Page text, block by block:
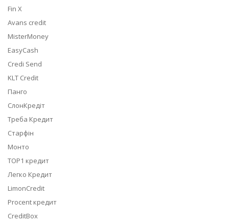
Fin X
Avans credit
MisterMoney
EasyCash
Credi Send
KLT Credit
Панго
СлонКредіт
Треба Кредит
Старфін
Монто
TOP1 кредит
Легко Кредит
LimonCredit
Procent кредит
CreditBox